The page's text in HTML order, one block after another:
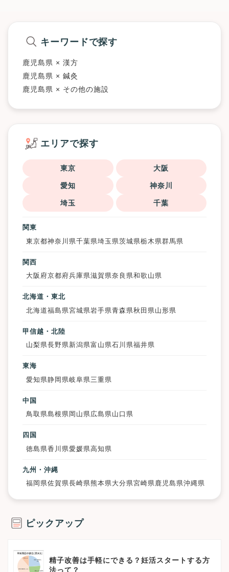
キーワードで探す
鹿児島県 × 漢方
鹿児島県 × 鍼灸
鹿児島県 × その他の施設
エリアで探す
東京 大阪
愛知 神奈川
埼玉 千葉
関東
東京都神奈川県千葉県埼玉県茨城県栃木県群馬県
関西
大阪府京都府兵庫県滋賀県奈良県和歌山県
北海道・東北
北海道福島県宮城県岩手県青森県秋田県 山形県
甲信越・北陸
山梨県長野県新潟県富山県石川県福井県
東海
愛知県静岡県岐阜県 三重県
中国
鳥取県島根県 岡山県広島県山口県
四国
徳島県香川県愛媛県高知県
九州・沖縄
福岡県佐賀県長崎県熊本県大分県宮崎県鹿児島県沖縄県
ピックアップ
精子改善は手軽にできる？妊活スタートする方
法って？